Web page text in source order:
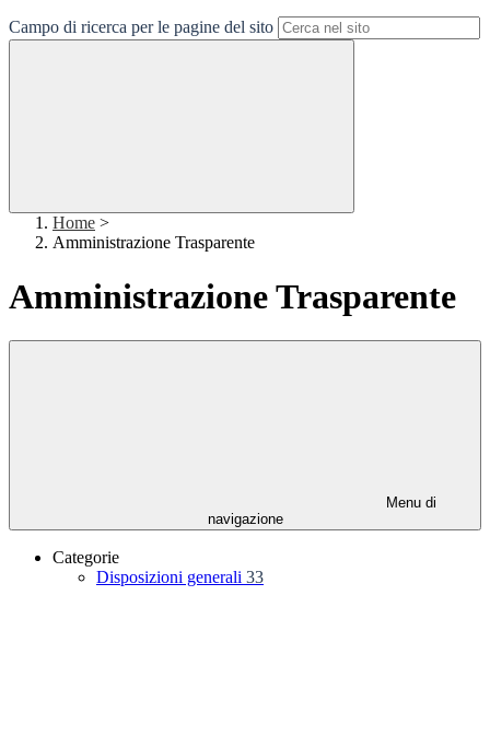
Campo di ricerca per le pagine del sito
Home >
Amministrazione Trasparente
Amministrazione Trasparente
Menu di
navigazione
Categorie
Disposizioni generali 33